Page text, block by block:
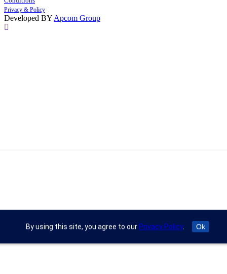
Privacy & Policy
Developed BY Apcom Group
By using this site, you agree to our Privacy Policy. Ok